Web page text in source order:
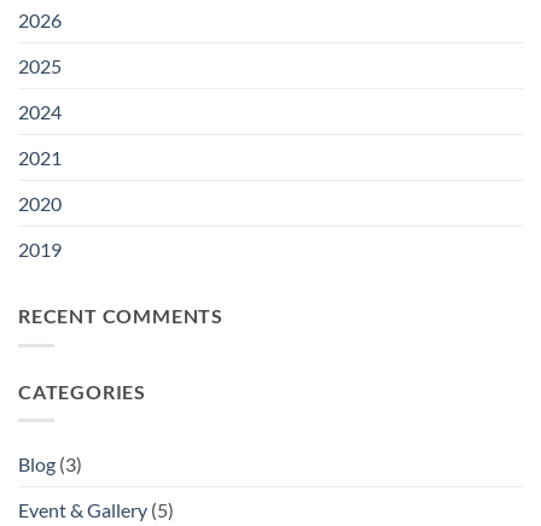
2026
2025
2024
2021
2020
2019
RECENT COMMENTS
CATEGORIES
Blog (3)
Event & Gallery (5)